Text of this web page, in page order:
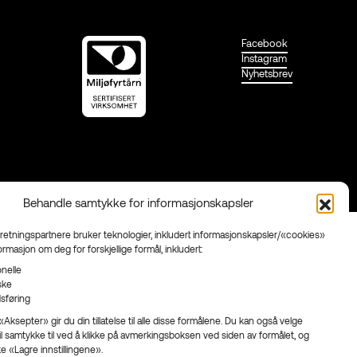
Behandle samtykke for informasjonskapsler
bruker teknologier, inkludert informasjonskapsler/«cookies»
om deg for forskjellige formål, inkludert:
gir du din tillatelse til alle disse formålene. Du kan også velge
samtykke til ved å klikke på avmerkingsboksen ved siden av formålet, og
«Lagre innstillingene».
Facebook
Instagram
Nyhetsbrev